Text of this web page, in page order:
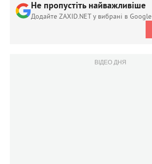
Не пропустіть найважливіше
Додайте ZAXID.NET у вибрані в Google
ВІДЕО ДНЯ